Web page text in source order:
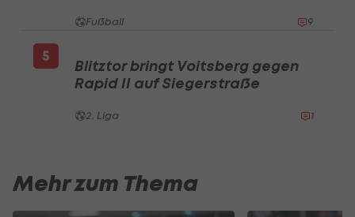
Fußball 9
5
Blitztor bringt Voitsberg gegen
Rapid II auf Siegerstraße
2. Liga 1
Mehr zum Thema